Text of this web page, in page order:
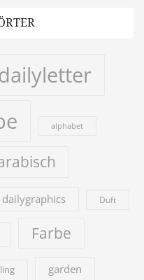
alphabet
dailygraphics Duft
Farbe
garden